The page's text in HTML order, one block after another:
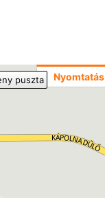
Nyomtatás
puszta